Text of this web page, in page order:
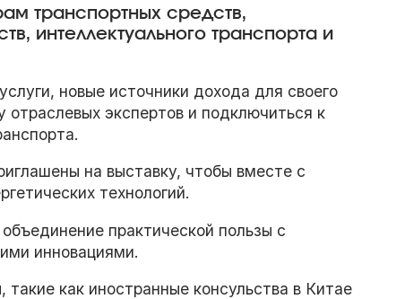
транспортных средств,
интеллектуального транспорта и
новые источники дохода для своего
экспертов и подключиться к
на выставку, чтобы вместе с
технологий.
практической пользы с
инновациями.
как иностранные консульства в Китае